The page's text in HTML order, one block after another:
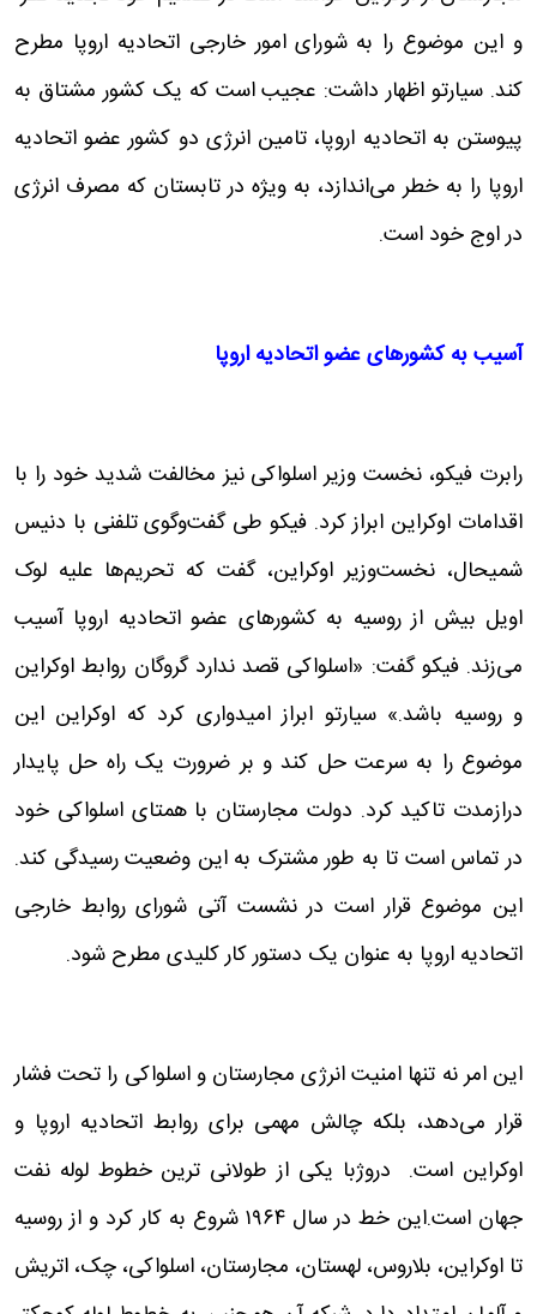
و این موضوع را به شورای امور خارجی اتحادیه اروپا مطرح
کند. سیارتو اظهار داشت: عجیب است که یک کشور مشتاق به
پیوستن به اتحادیه اروپا، تامین انرژی دو کشور عضو اتحادیه
اروپا را به خطر می‌اندازد، به ویژه در تابستان که مصرف انرژی
در اوج خود است.
آسیب به کشورهای عضو اتحادیه اروپا
رابرت فیکو، نخست وزیر اسلواکی نیز مخالفت شدید خود را با
اقدامات اوکراین ابراز کرد. فیکو طی گفت‌وگوی تلفنی با دنیس
شمیحال، نخست‌وزیر اوکراین، گفت که تحریم‌ها علیه لوک
اویل بیش از روسیه به کشورهای عضو اتحادیه اروپا آسیب
می‌زند. فیکو گفت: «اسلواکی قصد ندارد گروگان روابط اوکراین
و روسیه باشد.» سیارتو ابراز امیدواری کرد که اوکراین این
موضوع را به سرعت حل کند و بر ضرورت یک راه حل پایدار
درازمدت تاکید کرد. دولت مجارستان با همتای اسلواکی خود
در تماس است تا به طور مشترک به این وضعیت رسیدگی کند.
این موضوع قرار است در نشست آتی شورای روابط خارجی
اتحادیه اروپا به عنوان یک دستور کار کلیدی مطرح شود.
این امر نه تنها امنیت انرژی مجارستان و اسلواکی را تحت فشار
قرار می‌دهد، بلکه چالش مهمی برای روابط اتحادیه اروپا و
اوکراین است. دروژبا یکی از طولانی ترین خطوط لوله نفت
جهان است.این خط در سال ۱۹۶۴ شروع به کار کرد و از روسیه
تا اوکراین، بلاروس، لهستان، مجارستان، اسلواکی، چک، اتریش